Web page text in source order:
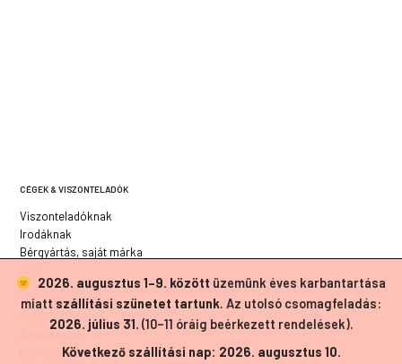
CÉGEK & VISZONTELADÓK
Viszonteladóknak
Irodáknak
Bérgyártás, saját márka
Süti szabályzat
Impresszum
2026. augusztus 1–9. között üzemünk éves karbantartása
miatt szállítási szünetet tartunk. Az utolsó csomagfeladás:
2026. július 31. (10–11 óráig beérkezett rendelések).
Következő szállítási nap: 2026. augusztus 10.